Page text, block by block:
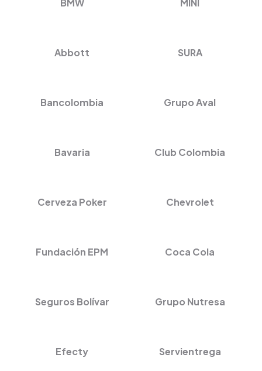
BMW MINI
Abbott SURA
Bancolombia Grupo Aval
Bavaria Club Colombia
Cerveza Poker Chevrolet
Fundación EPM Coca Cola
Seguros Bolívar Grupo Nutresa
Efecty Servientrega